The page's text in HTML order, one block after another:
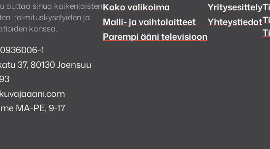
auttaa sinua kaikenlaisten
toimituskyselyiden ja
kanssa.
1
37, 80130 Joensuu
MA-PE, 9-17
Koko valikoima
Malli- ja vaihtolaitteet
Parempi ääni televisioon
Yritysesittely
Yhteystiedot